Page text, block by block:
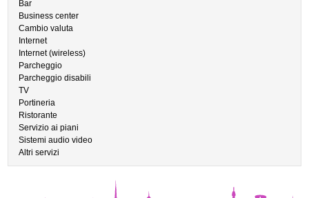
Bar
Business center
Cambio valuta
Internet
Internet (wireless)
Parcheggio
Parcheggio disabili
TV
Portineria
Ristorante
Servizio ai piani
Sistemi audio video
Altri servizi